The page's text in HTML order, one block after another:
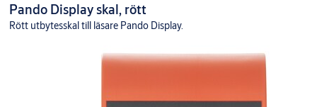
Pando Display skal, rött
Rött utbytesskal till läsare Pando Display.